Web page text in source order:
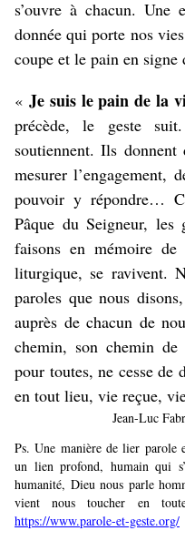
s’ouvre à chacun. Une
donnée qui porte nos
coupe et le pain en
« Je suis le pain de la
précède, le geste
soutiennent. Ils
mesurer l’engagement,
pouvoir y répondre…
Pâque du Seigneur, les
faisons en mémoire
liturgique, se ravivent.
paroles que nous
auprès de chacun de
chemin, son chemin
pour toutes, ne cesse
en tout lieu, vie reçue,
Jean-Luc
Ps. Une manière de lier parole
un lien profond, humain qui
humanité, Dieu nous parle
vient nous toucher en
https://www.parole-et-geste.org/